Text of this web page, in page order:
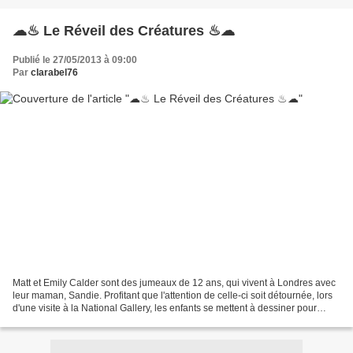
☁♨ Le Réveil des Créatures ♨☁
Publié le 27/05/2013 à 09:00
Par clarabel76
Matt et Emily Calder sont des jumeaux de 12 ans, qui vivent à Londres avec
leur maman, Sandie. Profitant que l'attention de celle-ci soit détournée, lors
d'une visite à la National Gallery, les enfants se mettent à dessiner pour